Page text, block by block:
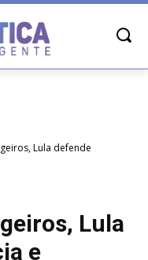
Lula defende
Lula
e